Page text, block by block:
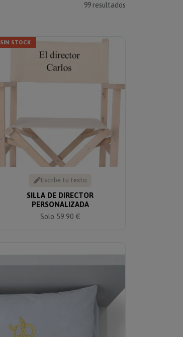
99 resultados
SIN STOCK
Escribe tu texto
SILLA DE DIRECTOR
PERSONALIZADA
Solo 59.90 €